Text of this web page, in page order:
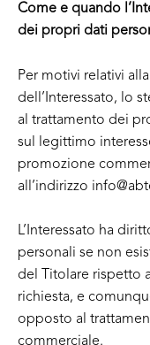
Come e quando
dei propri dati
Per motivi relativi
dell’Interessato, lo
al trattamento dei
sul legittimo
promozione
all’indirizzo
L’Interessato ha
personali se non
del Titolare rispetto
richiesta, e
opposto al
commerciale.